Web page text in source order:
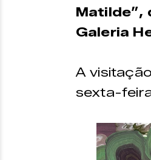
Matilde”,
Galeria
A
sexta-